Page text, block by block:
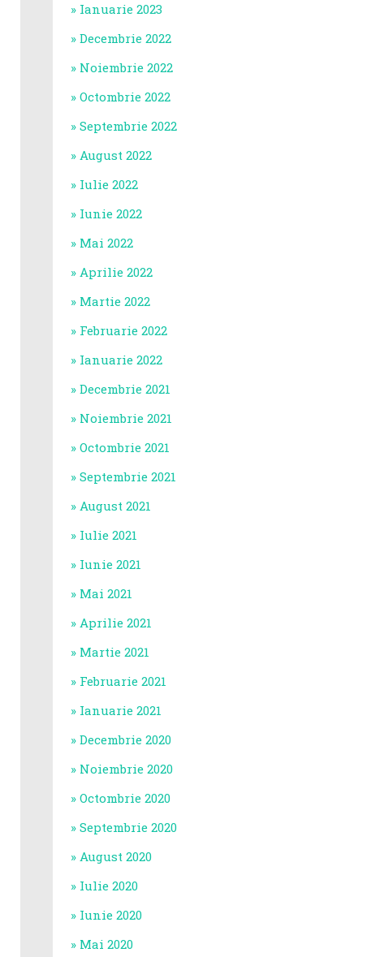
Ianuarie 2023
Decembrie 2022
Noiembrie 2022
Octombrie 2022
Septembrie 2022
August 2022
Iulie 2022
Iunie 2022
Mai 2022
Aprilie 2022
Martie 2022
Februarie 2022
Ianuarie 2022
Decembrie 2021
Noiembrie 2021
Octombrie 2021
Septembrie 2021
August 2021
Iulie 2021
Iunie 2021
Mai 2021
Aprilie 2021
Martie 2021
Februarie 2021
Ianuarie 2021
Decembrie 2020
Noiembrie 2020
Octombrie 2020
Septembrie 2020
August 2020
Iulie 2020
Iunie 2020
Mai 2020